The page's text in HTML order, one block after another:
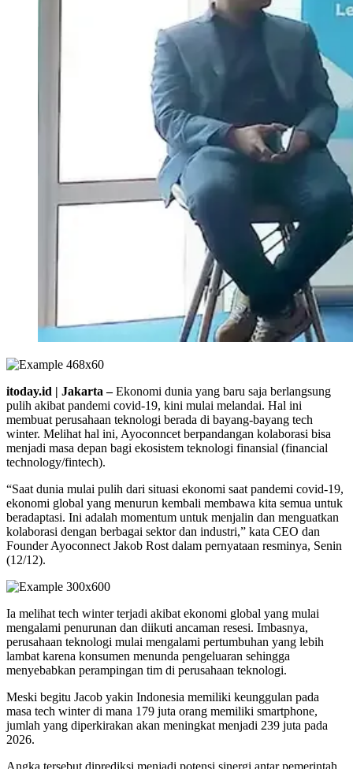
itoday.id | Jakarta –Ekonomi dunia yang baru saja berlangsung
pulih akibat pandemi covid-19, kini mulai melandai. Hal ini
membuat perusahaan teknologi berada di bayang-bayang tech
winter. Melihat hal ini, Ayoconncet berpandangan kolaborasi bisa
menjadi masa depan bagi ekosistem teknologi finansial (financial
technology/fintech).
“Saat dunia mulai pulih dari situasi ekonomi saat pandemi covid-19,
ekonomi global yang menurun kembali membawa kita semua untuk
beradaptasi. Ini adalah momentum untuk menjalin dan menguatkan
kolaborasi dengan berbagai sektor dan industri,” kata CEO dan
Founder Ayoconnect Jakob Rost dalam pernyataan resminya, Senin
(12/12).
Ia melihat tech winter terjadi akibat ekonomi global yang mulai
mengalami penurunan dan diikuti ancaman resesi. Imbasnya,
perusahaan teknologi mulai mengalami pertumbuhan yang lebih
lambat karena konsumen menunda pengeluaran sehingga
menyebabkan perampingan tim di perusahaan teknologi.
Meski begitu Jacob yakin Indonesia memiliki keunggulan pada
masa tech winter di mana 179 juta orang memiliki smartphone,
jumlah yang diperkirakan akan meningkat menjadi 239 juta pada
2026.